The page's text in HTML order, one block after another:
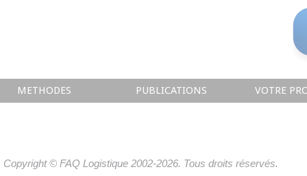
METHODES PUBLICATIONS VOTRE
Copyright © FAQ Logistique 2002-2026. Tous droits réservés.